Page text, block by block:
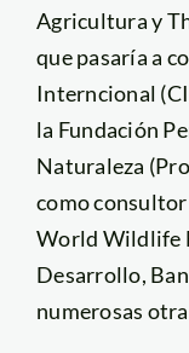
Agricultura y
que pasaría a
Interncional
la Fundación
Naturaleza
como
World Wildlife
Desarrollo,
numerosas